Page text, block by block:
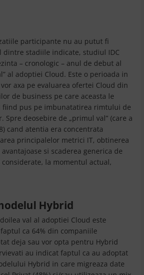
participante nu au putut fi
stadiile indicate, studiul IDC
– cronologic – anul de debut al
al adoptiei Cloud. Este o perioada in
axa pe evaluarea ofertei Cloud din
de business pe care aceasta le
fiind pus pe imbunatatirea rimtului de
Spre deosebire de „primul val” (care a
cand atentia era concentrata
principalelor metrici IT, obtinerea
si scaderea generica de
considerate, la momentul actual,
Hybrid
val al adoptiei Cloud este
ca 64% din companiile
deja sau vor opta pentru Hybrid
au indicat faptul ca au adoptat
Hybrid in care migreaza date